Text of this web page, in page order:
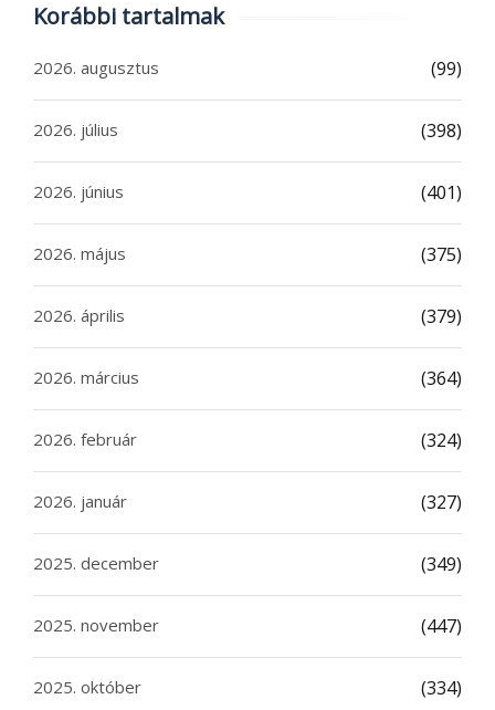
Korábbi tartalmak
2026. augusztus (99)
2026. július (398)
2026. június (401)
2026. május (375)
2026. április (379)
2026. március (364)
2026. február (324)
2026. január (327)
2025. december (349)
2025. november (447)
2025. október (334)